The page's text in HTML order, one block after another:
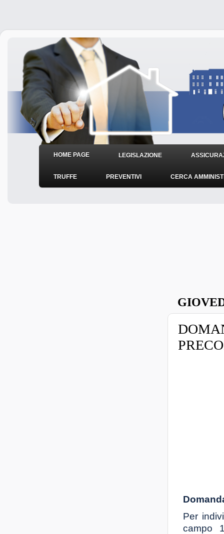
HOME PAGE LEGISLAZIONE
TRUFFE PREVENTIVI CERCA
Per
campo